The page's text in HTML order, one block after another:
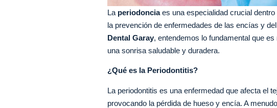
La periodonciaes una especialidad crucial
la prevención de enfermedades de las encías y
Dental Garay, entendemos lo fundamental que
una sonrisa saludable y duradera.
¿Qué es la Periodontitis?
La periodontitis es una enfermedad que afecta el
provocando la pérdida de hueso y encía. A